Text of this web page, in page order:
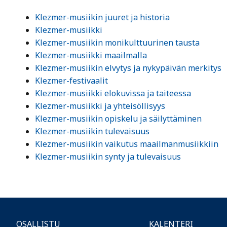
Klezmer-musiikin juuret ja historia
Klezmer-musiikki
Klezmer-musiikin monikulttuurinen tausta
Klezmer-musiikki maailmalla
Klezmer-musiikin elvytys ja nykypäivän merkitys
Klezmer-festivaalit
Klezmer-musiikki elokuvissa ja taiteessa
Klezmer-musiikki ja yhteisöllisyys
Klezmer-musiikin opiskelu ja säilyttäminen
Klezmer-musiikin tulevaisuus
Klezmer-musiikin vaikutus maailmanmusiikkiin
Klezmer-musiikin synty ja tulevaisuus
OSALLISTU KALENTERI